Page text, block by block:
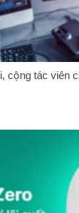
cộng tác viên